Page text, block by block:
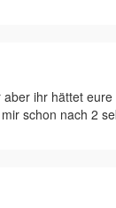
ihr hättet
schon nach 2